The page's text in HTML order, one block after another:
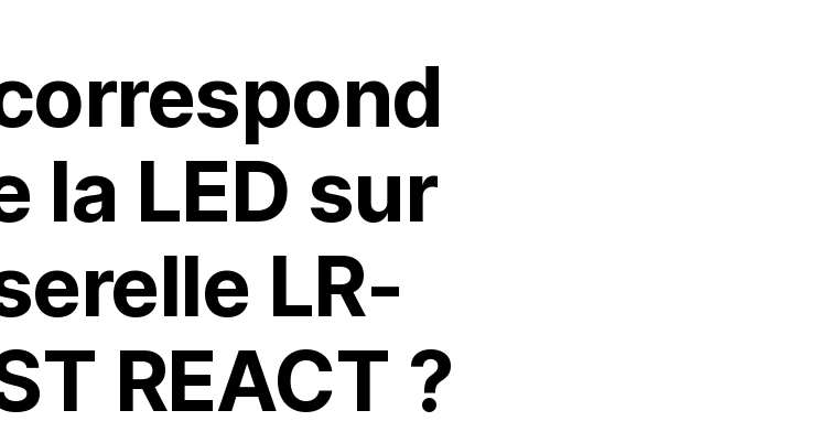
la LED sur
LR-
REACT ?